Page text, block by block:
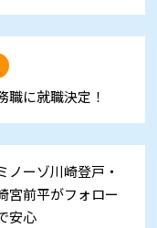
職に就職決定！
ノーゾ川崎登戸・
宮前平がフォロー
安心